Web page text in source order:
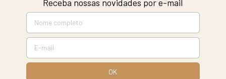
Receba nossas novidades por e-mail